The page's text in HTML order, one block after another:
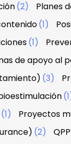
(2) Planes
(1)
(1)
de apoyo al
(3)
(1) Proyectos
(2)